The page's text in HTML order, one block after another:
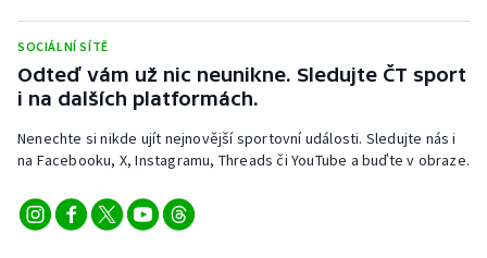
SOCIÁLNÍ SÍTĚ
Odteď vám už nic neunikne. Sledujte ČT sport
i na dalších platformách.
Nenechte si nikde ujít nejnovější sportovní události. Sledujte nás i
na Facebooku, X, Instagramu, Threads či YouTube a buďte v obraze.